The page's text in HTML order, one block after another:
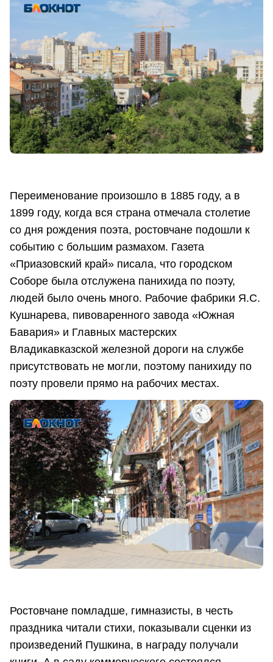
Переименование произошло в 1885 году, а в
1899 году, когда вся страна отмечала столетие
со дня рождения поэта, ростовчане подошли к
событию с большим размахом. Газета
«Приазовский край» писала, что городском
Соборе была отслужена панихида по поэту,
людей было очень много. Рабочие фабрики Я.С.
Кушнарева, пивоваренного завода «Южная
Бавария» и Главных мастерских
Владикавказской железной дороги на службе
присутствовать не могли, поэтому панихиду по
поэту провели прямо на рабочих местах.
Ростовчане помладше, гимназисты, в честь
праздника читали стихи, показывали сценки из
произведений Пушкина, в награду получали